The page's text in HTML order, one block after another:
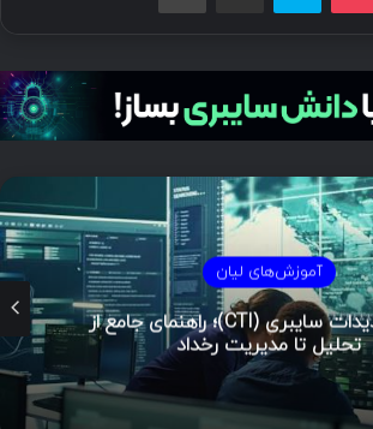
آموزش‌های لیان
هوش تهدیدات سایبری (CTI)؛ راهنمای جامع از
تحلیل تا مدیریت رخداد